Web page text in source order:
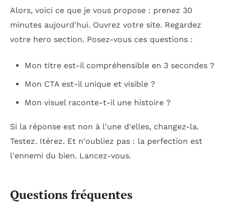
Alors, voici ce que je vous propose : prenez 30
minutes aujourd'hui. Ouvrez votre site. Regardez
votre hero section. Posez-vous ces questions :
Mon titre est-il compréhensible en 3 secondes ?
Mon CTA est-il unique et visible ?
Mon visuel raconte-t-il une histoire ?
Si la réponse est non à l'une d'elles, changez-la.
Testez. Itérez. Et n'oubliez pas : la perfection est
l'ennemi du bien. Lancez-vous.
Questions fréquentes